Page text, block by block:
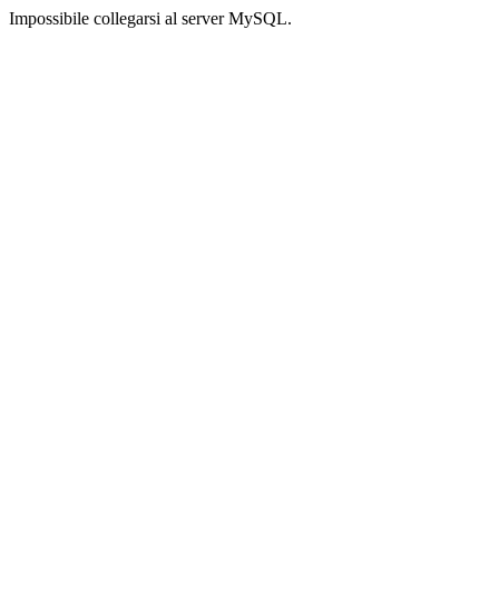
Impossibile collegarsi al server MySQL.